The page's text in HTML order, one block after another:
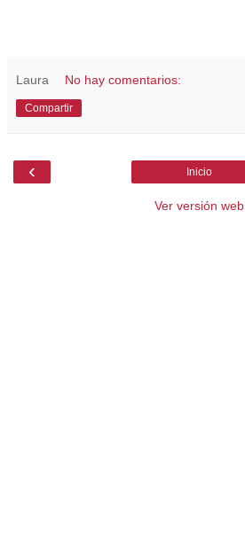
Laura No hay comentarios:
Compartir
‹ Inicio
Ver versión web